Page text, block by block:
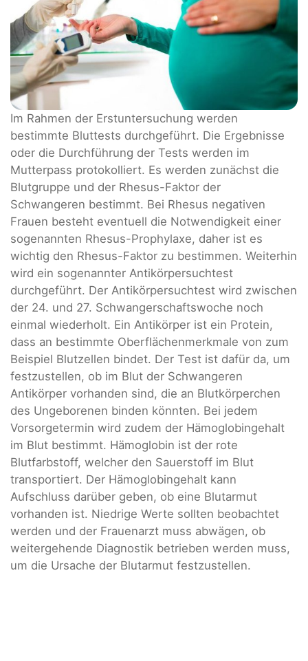
Im Rahmen der Erstuntersuchung werden
bestimmte Bluttests durchgeführt. Die Ergebnisse
oder die Durchführung der Tests werden im
Mutterpass protokolliert. Es werden zunächst die
Blutgruppe und der Rhesus-Faktor der
Schwangeren bestimmt. Bei Rhesus negativen
Frauen besteht eventuell die Notwendigkeit einer
sogenannten Rhesus-Prophylaxe, daher ist es
wichtig den Rhesus-Faktor zu bestimmen. Weiterhin
wird ein sogenannter Antikörpersuchtest
durchgeführt. Der Antikörpersuchtest wird zwischen
der 24. und 27. Schwangerschaftswoche noch
einmal wiederholt. Ein Antikörper ist ein Protein,
dass an bestimmte Oberflächenmerkmale von zum
Beispiel Blutzellen bindet. Der Test ist dafür da, um
festzustellen, ob im Blut der Schwangeren
Antikörper vorhanden sind, die an Blutkörperchen
des Ungeborenen binden könnten. Bei jedem
Vorsorgetermin wird zudem der Hämoglobingehalt
im Blut bestimmt. Hämoglobin ist der rote
Blutfarbstoff, welcher den Sauerstoff im Blut
transportiert. Der Hämoglobingehalt kann
Aufschluss darüber geben, ob eine Blutarmut
vorhanden ist. Niedrige Werte sollten beobachtet
werden und der Frauenarzt muss abwägen, ob
weitergehende Diagnostik betrieben werden muss,
um die Ursache der Blutarmut festzustellen.